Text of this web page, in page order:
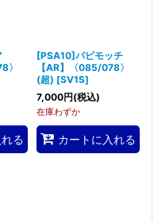
〉
る
[PSA10]パピモッチ
【AR】〈085/078〉
(超) [SV1S]
7,000円(税込)
在庫わずか
カートに入れる